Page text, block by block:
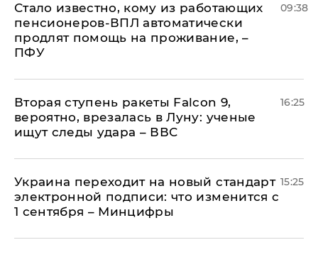
Стало известно, кому из работающих
пенсионеров-ВПЛ автоматически
продлят помощь на проживание, –
ПФУ
09:38
Вторая ступень ракеты Falcon 9,
вероятно, врезалась в Луну: ученые
ищут следы удара – ВВС
16:25
Украина переходит на новый стандарт
электронной подписи: что изменится с
1 сентября – Минцифры
15:25